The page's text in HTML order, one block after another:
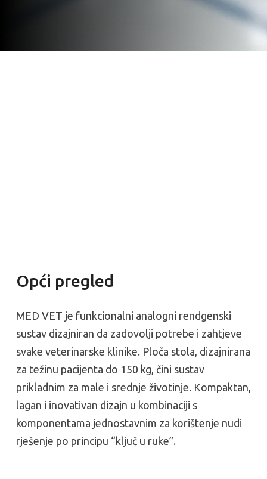
Opći pregled
MED VET je funkcionalni analogni rendgenski
sustav dizajniran da zadovolji potrebe i zahtjeve
svake veterinarske klinike. Ploča stola, dizajnirana
za težinu pacijenta do 150 kg, čini sustav
prikladnim za male i srednje životinje. Kompaktan,
lagan i inovativan dizajn u kombinaciji s
komponentama jednostavnim za korištenje nudi
rješenje po principu “ključ u ruke”.